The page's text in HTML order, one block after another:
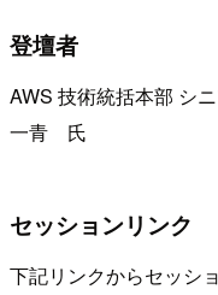
登壇者
AWS 技術統括本部 シ
一青 氏
セッションリンク
下記リンクからセッシ